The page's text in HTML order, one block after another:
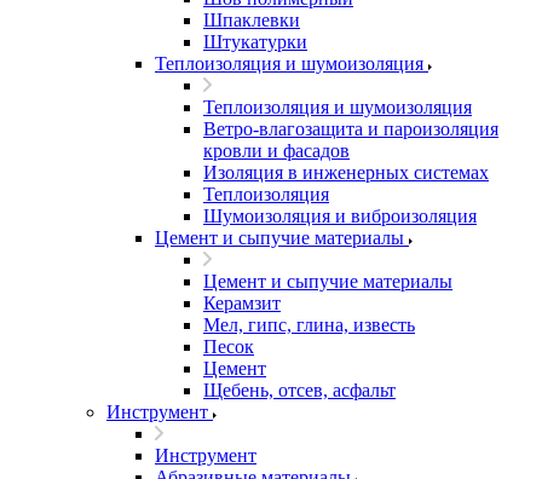
Шпаклевки
Штукатурки
Теплоизоляция и шумоизоляция
Теплоизоляция и шумоизоляция
Ветро-влагозащита и пароизоляция
кровли и фасадов
Изоляция в инженерных системах
Теплоизоляция
Шумоизоляция и виброизоляция
Цемент и сыпучие материалы
Цемент и сыпучие материалы
Керамзит
Мел, гипс, глина, известь
Песок
Цемент
Щебень, отсев, асфальт
Инструмент
Инструмент